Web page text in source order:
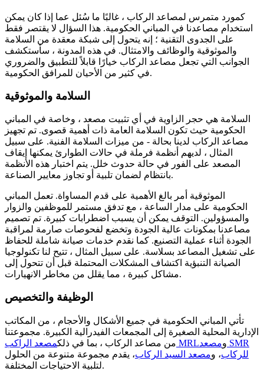
كمورد متمرس لمصاعد الركاب ، غالبًا ما سُئل عما إذا كان يمكن
استخدام مصاعدنا في المباني الحكومية. هذا السؤال لا يقتصر فقط
على الجدوى التقنية ؛ إنه يتحول إلى شبكة معقدة من السلامة
والموثوقية والوظائف والامتثال. في هذه المدونة ، سأستكشف
الجوانب التي تجعل مصاعد الركاب خيارًا قابلاً للتطبيق والضروري
في كثير من الأحيان للمرافق الحكومية.
السلامة والموثوقية
السلامة هي حجر الزاوية في أي تثبيت مصعد ، وخاصة في المباني
الحكومية حيث تكون السلامة العامة ذات أهمية قصوى. تم تجهيز
مصاعد الركاب لدينا بحالة - من ميزات السلامة الفنية. على سبيل
المثال ، لديهم أنظمة فرملة في حالات الطوارئ يمكنها إيقاف
المصعد على الفور في حالة حدوث خلل. يتم اختبار هذه الأنظمة
بانتظام لضمان تلبية أو تجاوز معايير الصناعة.
الموثوقية أمر بالغ الأهمية على قدم المساواة. تعمل المباني
الحكومية على مدار الساعة ، مع تدفق مستمر للموظفين والزوار
والمسؤولين. التوقف يمكن أن يسبب اضطرابات كبيرة. تم تصميم
مصاعدنا بمكونات عالية الجودة وتخضع لفحوصات صارمة لمراقبة
الجودة أثناء عملية التصنيع. كما نقدم خدمات صيانة شاملة للحفاظ
على تشغيل المصاعد بسلاسة. على سبيل المثال ، تتيح لنا تكنولوجيا
الصيانة التنبؤية اكتشاف المشكلات المحتملة قبل أن تتحول إلى
مشاكل كبيرة ، مما يقلل من مخاطر الانهيارات.
الوظيفة والتخصيص
تأتي المباني الحكومية في جميع الأشكال والأحجام ، من المكاتب
الإدارية المحلية الصغيرة إلى المجمعات الفيدرالية الكبيرة. مجموعتنا
من مصاعد الركاب ، بما في ذلك مصعد الراكب MRL ومصعد SMR
للركاب، ومصعد السيد الركاب، يقدم مجموعة متنوعة من الحلول
لتلبية الاحتياجات المختلفة.